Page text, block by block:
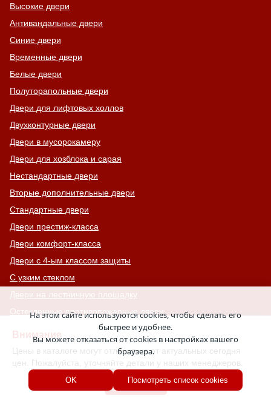
Внимание
Цены в каталоге могут отличаться от актуальных сегодня
цен. Пожалуйста, уточняйте детали у наших менеджеров.
Хорошо
Высокие двери
Антивандальные двери
Синие двери
Временные двери
Белые двери
Полуторапольные двери
Двери для лифтовых холлов
Двухконтурные двери
Двери в мусорокамеру
Двери для хозблока и сарая
Нестандартные двери
Вторые дополнительные двери
Стандартные двери
Двери престиж-класса
Двери комфорт-класса
Двери с 4-ым классом защиты
С узким стеклом
Двери на лестничную площадку
Остекленные противопожарные двери
С тонированным стеклом
С остекленной фрамугой
Усиленные
С большим стеклом
С широкими наличниками
На этом сайте используются cookies, чтобы сделать его
быстрее и удобнее.
Вы можете отказаться от cookies в настройках вашего
браузера.
OK Посмотреть список cookies